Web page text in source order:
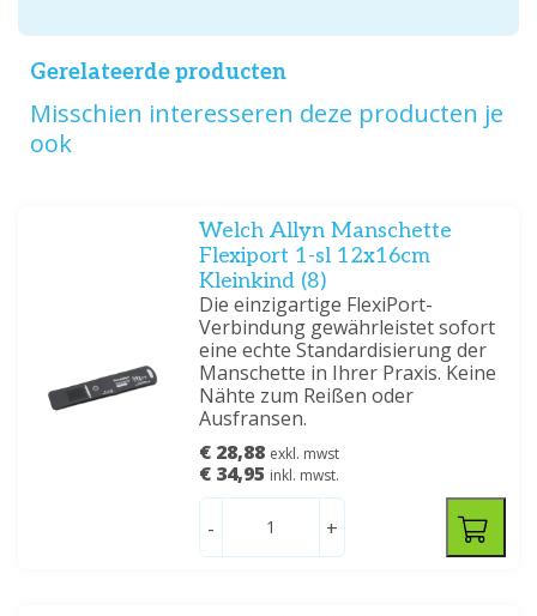
Gerelateerde producten
Misschien interesseren deze producten je
ook
Welch Allyn Manschette
Flexiport 1-sl 12x16cm
Kleinkind (8)
Die einzigartige FlexiPort-
Verbindung gewährleistet sofort
eine echte Standardisierung der
Manschette in Ihrer Praxis. Keine
Nähte zum Reißen oder
Ausfransen.
€ 28,88 exkl. mwst
€ 34,95 inkl. mwst.
- +